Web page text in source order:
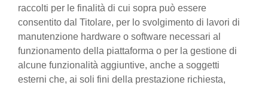
raccolti per le finalità di cui sopra può essere
consentito dal Titolare, per lo svolgimento di lavori di
manutenzione hardware o software necessari al
funzionamento della piattaforma o per la gestione di
alcune funzionalità aggiuntive, anche a soggetti
esterni che, ai soli fini della prestazione richiesta,